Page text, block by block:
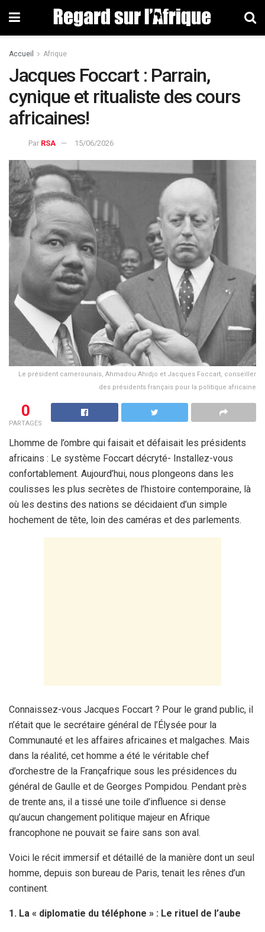
Accueil Afrique
Jacques Foccart : Parrain,
cynique et ritualiste des cours
africaines!
Par RSA 15/06/2026
Le président camerounais, Ahmadou Ahidjo et Jacques Foccart, conseiller
des présidents français pour la politique africaine
0
PARTAGES
Lhomme de l’ombre qui faisait et défaisait les présidents
africains : Le système Foccart décryté- Installez-vous
confortablement. Aujourd’hui, nous plongeons dans les
coulisses les plus secrètes de l’histoire contemporaine, là
où les destins des nations se décidaient d’un simple
hochement de tête, loin des caméras et des parlements.
Connaissez-vous Jacques Foccart ? Pour le grand public, il
n’était que le secrétaire général de l’Élysée pour la
Communauté et les affaires africaines et malgaches. Mais
dans la réalité, cet homme a été le véritable chef
d’orchestre de la Françafrique sous les présidences du
général de Gaulle et de Georges Pompidou. Pendant près
de trente ans, il a tissé une toile d’influence si dense
qu’aucun changement politique majeur en Afrique
francophone ne pouvait se faire sans son aval.
Voici le récit immersif et détaillé de la manière dont un seul
homme, depuis son bureau de Paris, tenait les rênes d’un
continent.
1. La « diplomatie du téléphone » : Le rituel de l’aube